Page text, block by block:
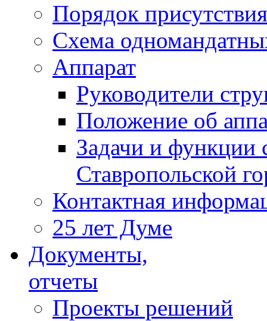
Порядок
Схема
Аппарат
Руководители
Положение об
Задачи и функции
Ставропольской
Контактная
25 лет Думе
Документы,
отчеты
Проекты решений